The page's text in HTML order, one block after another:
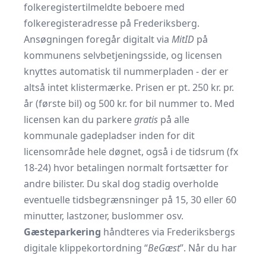
folkeregistertilmeldte beboere med
folkeregisteradresse på Frederiksberg.
Ansøgningen foregår digitalt via MitID på
kommunens selvbetjeningsside, og licensen
knyttes automatisk til nummerpladen - der er
altså intet klistermærke. Prisen er pt. 250 kr. pr.
år (første bil) og 500 kr. for bil nummer to. Med
licensen kan du parkeregratis på alle
kommunale gadepladser inden for dit
licensområde hele døgnet, også i de tidsrum (fx
18-24) hvor betalingen normalt fortsætter for
andre bilister. Du skal dog stadig overholde
eventuelle tidsbegrænsninger på 15, 30 eller 60
minutter, lastzoner, buslommer osv.
Gæsteparkering håndteres via Frederiksbergs
digitale klippekortordning “BeGæst”. Når du har